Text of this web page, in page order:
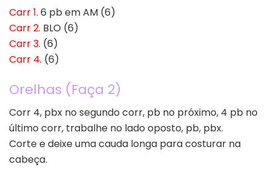
Carr 1. 6 pb em AM (6)
Carr 2. BLO (6)
Carr 3. (6)
Carr 4. (6)
Orelhas (Faça 2)
Corr 4, pbx no segundo corr, pb no próximo, 4 pb no
último corr, trabalhe no lado oposto, pb, pbx.
Corte e deixe uma cauda longa para costurar na
cabeça.